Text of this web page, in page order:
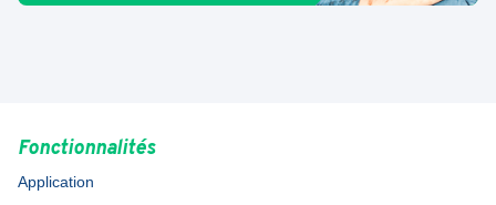
Fonctionnalités
Application